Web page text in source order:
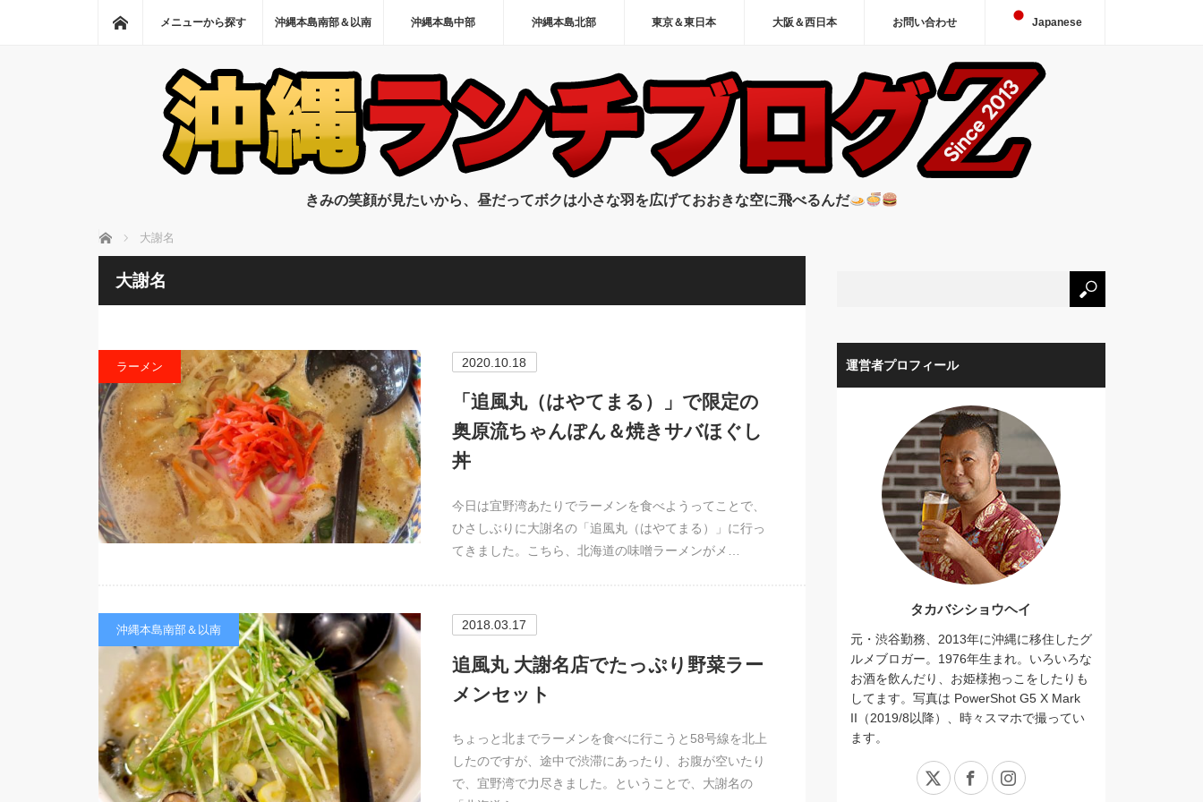
ホーム
メニューから探す 沖縄本島南部＆以南 沖縄本島中部 沖縄本島北部 東京＆東日本 大阪＆西日本 お問い合わせ Japanese
きみの笑顔が見たいから、昼だってボクは小さな羽を広げておおきな空に飛べるんだ
ホーム 大謝名
大謝名
ラーメン 2020.10.18
「追風丸（はやてまる）」で限定の
奥原流ちゃんぽん＆焼きサバほぐし
丼
今日は宜野湾あたりでラーメンを食べようってことで、
ひさしぶりに大謝名の「追風丸（はやてまる）」に行っ
てきました。こちら、北海道の味噌ラーメンがメ…
沖縄本島南部＆以南 2018.03.17
追風丸 大謝名店でたっぷり野菜ラー
メンセット
ちょっと北までラーメンを食べに行こうと58号線を北上
したのですが、途中で渋滞にあったり、お腹が空いたり
で、宜野湾で力尽きました。ということで、大謝名の
運営者プロフィール
タカバシショウヘイ
元・渋谷勤務、2013年に沖縄に移住したグ
ルメブロガー。1976年生まれ。いろいろな
お酒を飲んだり、お姫様抱っこをしたりも
してます。写真は PowerShot G5 X Mark
II（2019/8以降）、時々スマホで撮ってい
ます。
X FacebookInstagram